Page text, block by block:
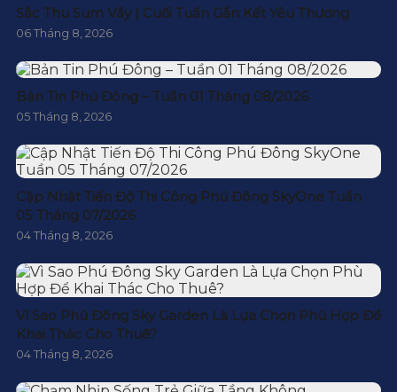
Sắc Thu Sum Vầy | Cuối Tuần Gắn Kết Yêu Thương
06 Tháng 8, 2026
Bản Tin Phú Đông – Tuần 01 Tháng 08/2026
05 Tháng 8, 2026
Cập Nhật Tiến Độ Thi Công Phú Đông SkyOne Tuần
05 Tháng 07/2026
04 Tháng 8, 2026
Vì Sao Phú Đông Sky Garden Là Lựa Chọn Phù Hợp Để
Khai Thác Cho Thuê?
04 Tháng 8, 2026